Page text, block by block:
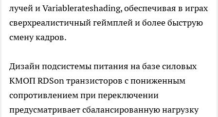
лучей и Variablerateshading, обеспечивая в играх
сверхреалистичный геймплей и более быструю
смену кадров.
Дизайн подсистемы питания на базе силовых
КМОП RDSon транзисторов c пониженным
сопротивлением при переключении
предусматривает сбалансированную нагрузку